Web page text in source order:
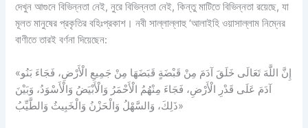
দেখুন আগুনে বিভিন্নতা নেই, নুরে বিভিন্নতা নেই, কিন্তু মাটিতে বিভিন্নতা রয়েছে, যা
মূলত মানুষের প্রকৃতির বহিঃপ্রকাশ। নবী সাল্লাল্লাহু ‘আলাইহি ওয়াসাল্লাম নিম্নের
বাণীতে তারই বর্ণনা দিয়েছেন:
«إِنَّ اللَّهَ تَعَالَى خَلَقَ آدَمَ مِنْ قَبْضَةٍ قَبَضَهَا مِنْ جَمِيعِ الْأَرْضِ، فَجَاءَ بَنُو
آدَمَ عَلَى قَدْرِ الْأَرْضِ، فَجَاءَ مِنْهُمُ الْأَحْمَرُ وَالْأَبْيَضُ وَالْأَسْوَدُ، وَبَيْنَ
ذَلِكَ، وَالسَّهْلُ وَالْحَزْنُ وَالْخَبِيثُ وَالطَّيِّبُ»